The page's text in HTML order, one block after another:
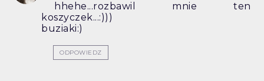
hhehe...rozbawil mnie ten
koszyczek...:)))
buziaki:)
ODPOWIEDZ